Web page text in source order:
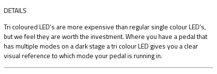
DETAILS
Tri coloured LED’s are more expensive than regular single colour LED’s,
but we feel they are worth the investment. Where you have a pedal that
has multiple modes on a dark stage a tri colour LED gives you a clear
visual reference to which mode your pedal is running in.